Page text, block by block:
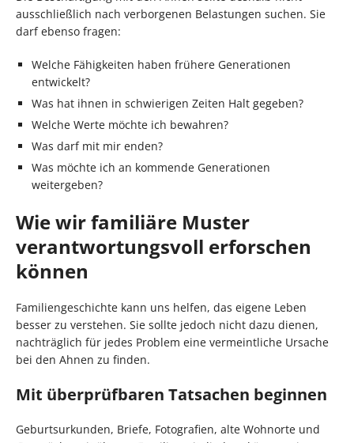
ausschließlich nach verborgenen Belastungen suchen. Sie
darf ebenso fragen:
Welche Fähigkeiten haben frühere Generationen
entwickelt?
Was hat ihnen in schwierigen Zeiten Halt gegeben?
Welche Werte möchte ich bewahren?
Was darf mit mir enden?
Was möchte ich an kommende Generationen
weitergeben?
Wie wir familiäre Muster
verantwortungsvoll erforschen
können
Familiengeschichte kann uns helfen, das eigene Leben
besser zu verstehen. Sie sollte jedoch nicht dazu dienen,
nachträglich für jedes Problem eine vermeintliche Ursache
bei den Ahnen zu finden.
Mit überprüfbaren Tatsachen beginnen
Geburtsurkunden, Briefe, Fotografien, alte Wohnorte und